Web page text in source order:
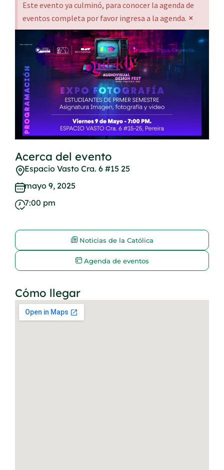
Este evento ya culminó, para conocer la agenda de
eventos completa por favor ingresa a la agenda. ×
Acerca del evento
Espacio Vasto Cra. 6 #15 25
mayo 9, 2025
7:00 pm
Noticias de la Católica
Agenda de eventos
Cómo llegar